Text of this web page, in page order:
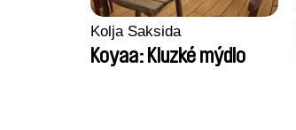
Kolja Saksida
Koyaa: Kluzké mýdlo